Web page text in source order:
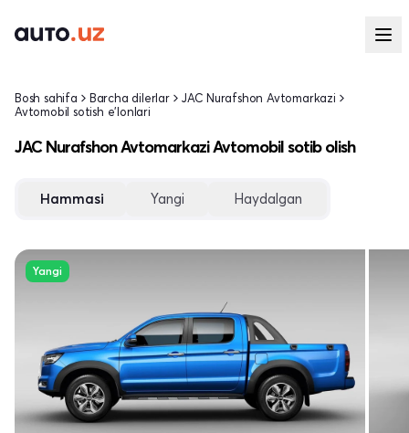
Bosh sahifa Barcha dilerlar
JAC Nurafshon Avtomarkazi
Avtomobil sotish e'lonlari
JAC Nurafshon Avtomarkazi Avtomobil sotib olish
Hammasi Yangi Haydalgan
Yangi